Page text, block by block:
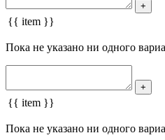
+
{{ item }}
Пока не указано ни одного
+
{{ item }}
Пока не указано ни одного